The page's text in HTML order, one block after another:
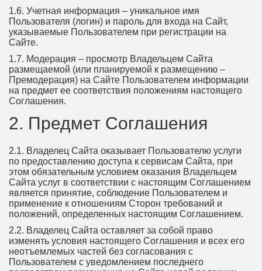
1.6. Учетная информация – уникальное имя
Пользователя (логин) и пароль для входа на Сайт,
указываемые Пользователем при регистрации на
Сайте.
1.7. Модерация – просмотр Владельцем Сайта
размещаемой (или планируемой к размещению –
Премодерация) на Сайте Пользователем информации
на предмет ее соответствия положениям настоящего
Соглашения.
2. Предмет Соглашения
2.1. Владелец Сайта оказывает Пользователю услуги
по предоставлению доступа к сервисам Сайта, при
этом обязательным условием оказания Владельцем
Сайта услуг в соответствии с настоящим Соглашением
является принятие, соблюдение Пользователем и
применение к отношениям Сторон требований и
положений, определенных настоящим Соглашением.
2.2. Владелец Сайта оставляет за собой право
изменять условия настоящего Соглашения и всех его
неотъемлемых частей без согласования с
Пользователем с уведомлением последнего